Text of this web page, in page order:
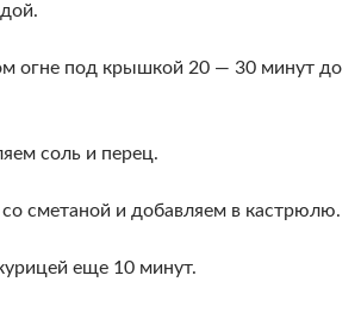
огне под крышкой 20 — 30 минут до
соль и перец.
сметаной и добавляем в кастрюлю.
еще 10 минут.